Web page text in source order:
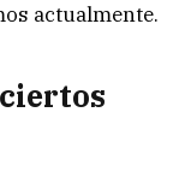
actualmente.